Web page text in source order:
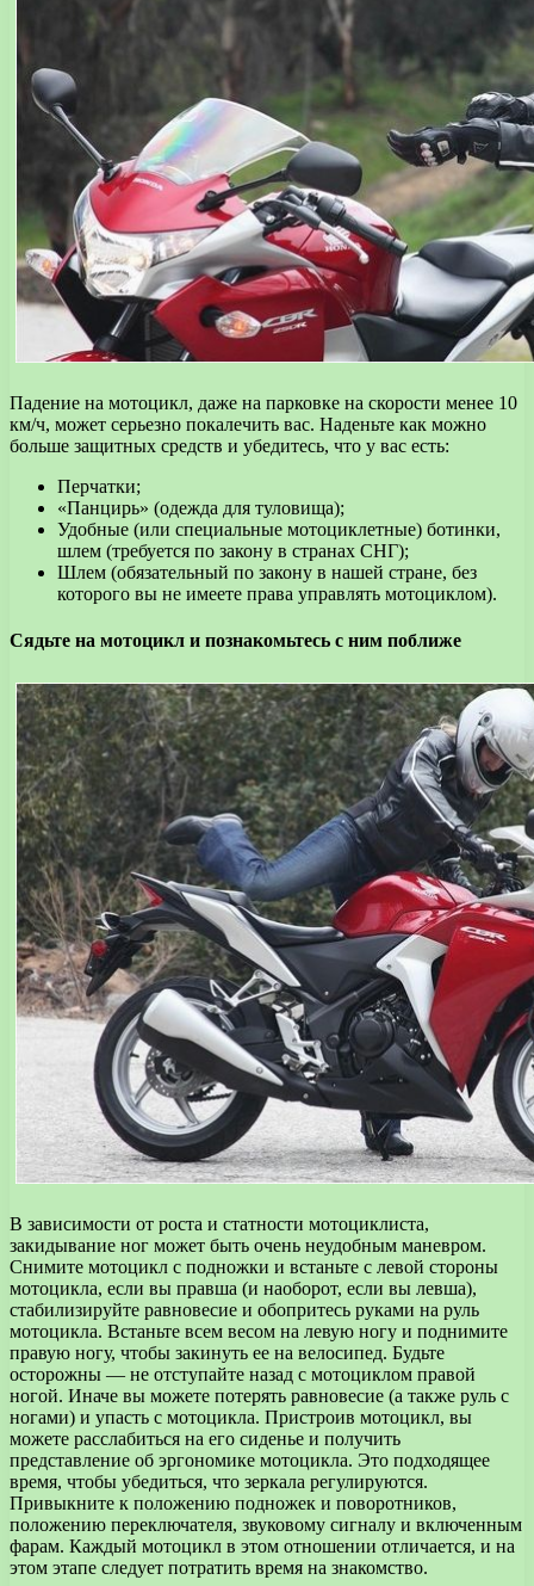
Падение на мотоцикл, даже на парковке на скорости менее 10
км/ч, может серьезно покалечить вас. Наденьте как можно
больше защитных средств и убедитесь, что у вас есть:
Перчатки;
«Панцирь» (одежда для туловища);
Удобные (или специальные мотоциклетные) ботинки,
шлем (требуется по закону в странах СНГ);
Шлем (обязательный по закону в нашей стране, без
которого вы не имеете права управлять мотоциклом).
Сядьте на мотоцикл и познакомьтесь с ним поближе
В зависимости от роста и статности мотоциклиста,
закидывание ног может быть очень неудобным маневром.
Снимите мотоцикл с подножки и встаньте с левой стороны
мотоцикла, если вы правша (и наоборот, если вы левша),
стабилизируйте равновесие и обопритесь руками на руль
мотоцикла. Встаньте всем весом на левую ногу и поднимите
правую ногу, чтобы закинуть ее на велосипед. Будьте
осторожны — не отступайте назад с мотоциклом правой
ногой. Иначе вы можете потерять равновесие (а также руль с
ногами) и упасть с мотоцикла. Пристроив мотоцикл, вы
можете расслабиться на его сиденье и получить
представление об эргономике мотоцикла. Это подходящее
время, чтобы убедиться, что зеркала регулируются.
Привыкните к положению подножек и поворотников,
положению переключателя, звуковому сигналу и включенным
фарам. Каждый мотоцикл в этом отношении отличается, и на
этом этапе следует потратить время на знакомство.